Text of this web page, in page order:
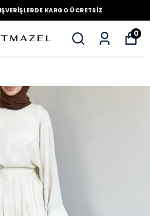
KARGO ÜCRETSIZ
0